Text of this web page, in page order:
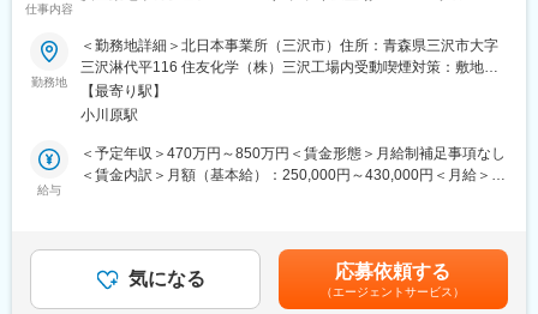
います。
■当社の魅力：
・労働環境改善への取り組み
時間内で残業時間が守られているか月ごとに管理しており、経営
会議等で議題に出して、どうすれば少なくできるのか全社的に取
・元請け案件多数／円滑、柔軟なプロジェクト遂行
約7,8割が元請け案件です。設計～施工管理～保守サービスまで自
社で抱えることが多く、プロジェクトを一気通貫で円滑に、柔軟
仕事内容
プラントにおける日常的な補修工事、定期的な大規模修繕工事、
改良工事、新設工事などがスムーズに納期通りに終了するように
施工管理を行なっていただきます。
現場・工程管理が中心で、エンジニアリングとメンテナンスの割
合は1:4程度とメンテナンスの案件が大多数です。
※石油・石油化学プラントにおいて、全国トップクラスの実績を有
しています。
勤務地
＜勤務地詳細＞北日本事業所（三沢市）住所：青森県三沢市大字
三沢淋代平116 住友化学（株）三沢工場内受動喫煙対策：敷地内
喫煙可能場所あり変更の範囲：会社の定める事業所
【最寄り駅】
小川原駅
給与
＜予定年収＞470万円～850万円＜賃金形態＞月給制補足事項なし
＜賃金内訳＞月額（基本給）：250,000円～430,000円＜月給＞
収650万円（月給34万円＋賞与）／別途各種手当賃金はあくまで
も目安の金額であり、選考を通じて上下する可能性があります。
月給(月額)は固定手当を含めた表記です。
気になる 応募依頼する
（エージェントサービス）